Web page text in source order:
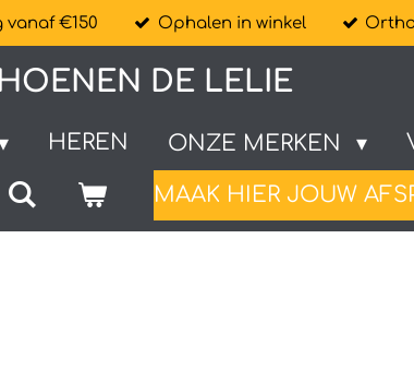
vanaf €150 Ophalen in winkel
DE LELIE
HEREN ONZE MERKEN
MAAK HIER JOUW